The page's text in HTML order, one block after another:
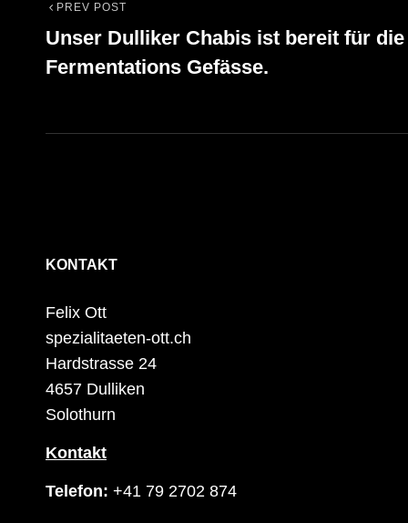
Beitrags-
Navigation
Previous
Post
PREV POST
Unser Dulliker Chabis ist bereit für die
Fermentations Gefässe.
KONTAKT
Felix Ott
spezialitaeten-ott.ch
Hardstrasse 24
4657 Dulliken
Solothurn
Kontakt
Telefon: +41 79 2702 874